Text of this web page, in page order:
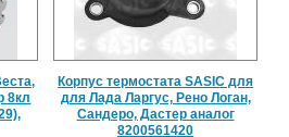
8кл
Корпус термостата SASIC для
для Лада Ларгус, Рено Логан,
Сандеро, Дастер аналог
8200561420